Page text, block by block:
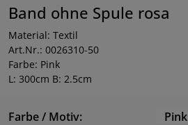
Band ohne Spule rosa
Material: Textil
Art.Nr.: 0026310-50
Farbe: Pink
L: 300cm B: 2.5cm
Farbe / Motiv: Pink